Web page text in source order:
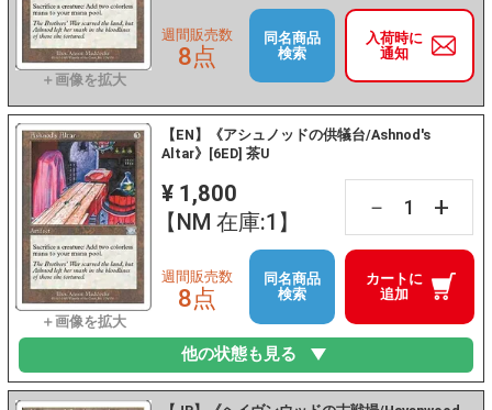
入荷時に
通知
週間販売数
8点
同名商品
検索
【EN】《アシュノッドの供犠台/Ashnod's
Altar》[6ED] 茶U
¥ 1,800
【NM 在庫:1】
－ +
カートに
追加
週間販売数
8点
同名商品
検索
他の状態も見る